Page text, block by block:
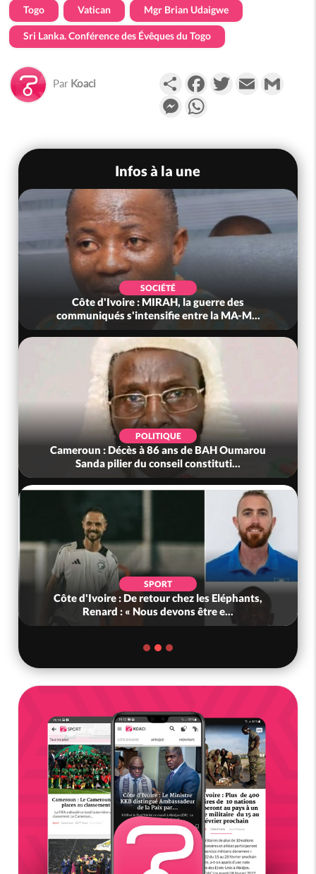
Togo Vatican Mgr Brian Udaigwe
Sri Lanka. Conférence des Évêques du Togo
Par Koaci PartagerFacebookTwitterEmail
Messenger
Infos à la une
SOCIÉTÉ
Côte d'Ivoire : MIRAH, la guerre des
communiqués s'intensifie entre la MA-M...
POLITIQUE
Cameroun : Décès à 86 ans de BAH Oumarou
Sanda pilier du conseil constituti...
SPORT
Côte d'Ivoire : De retour chez les Eléphants,
Renard : « Nous devons être e...